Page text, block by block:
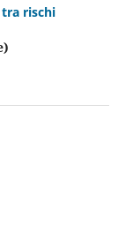
rischi